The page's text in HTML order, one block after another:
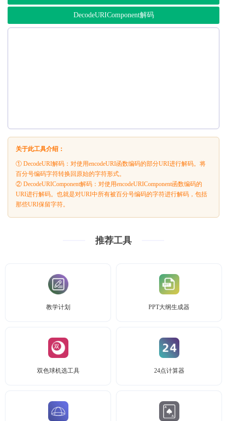
DecodeURIComponent解码
关于此工具介绍：
① DecodeURI解码：对使用encodeURI函数编码的部分URI进行解码。将
百分号编码字符转换回原始的字符形式。
② DecodeURIComponent解码：对使用encodeURIComponent函数编码的
URI进行解码。也就是对URI中所有被百分号编码的字符进行解码，包括
那些URI保留字符。
推荐工具
教学计划 PPT大纲生成器
双色球机选工具 24点计算器